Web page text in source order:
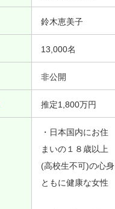
鈴木恵美子
13,000名
非公開
推定1,800万円
・日本国内にお住
まいの１８歳以上
(高校生不可)の心身
ともに健康な女性